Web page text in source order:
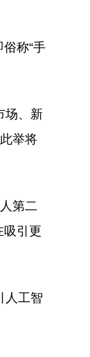
称“手
场、新
举将
第二
吸引更
人工智